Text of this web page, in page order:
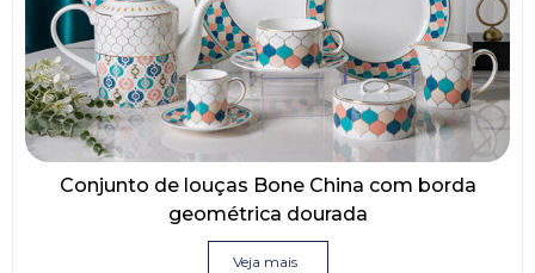
Conjunto de louças Bone China com borda
geométrica dourada
Veja mais